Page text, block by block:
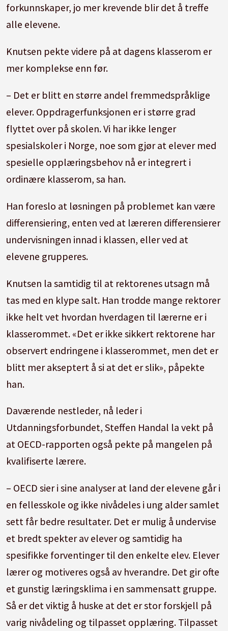
forkunnskaper, jo mer krevende blir det å treffe
alle elevene.
Knutsen pekte videre på at dagens klasserom er
mer komplekse enn før.
– Det er blitt en større andel fremmedspråklige
elever. Oppdragerfunksjonen er i større grad
flyttet over på skolen. Vi har ikke lenger
spesialskoler i Norge, noe som gjør at elever med
spesielle opplæringsbehov nå er integrert i
ordinære klasserom, sa han.
Han foreslo at løsningen på problemet kan være
differensiering, enten ved at læreren differensierer
undervisningen innad i klassen, eller ved at
elevene grupperes.
Knutsen la samtidig til at rektorenes utsagn må
tas med en klype salt. Han trodde mange rektorer
ikke helt vet hvordan hverdagen til lærerne er i
klasserommet. «Det er ikke sikkert rektorene har
observert endringene i klasserommet, men det er
blitt mer akseptert å si at det er slik», påpekte
han.
Daværende nestleder, nå leder i
Utdanningsforbundet, Steffen Handal la vekt på
at OECD-rapporten også pekte på mangelen på
kvalifiserte lærere.
– OECD sier i sine analyser at land der elevene går i
en fellesskole og ikke nivådeles i ung alder samlet
sett får bedre resultater. Det er mulig å undervise
et bredt spekter av elever og samtidig ha
spesifikke forventinger til den enkelte elev. Elever
lærer og motiveres også av hverandre. Det gir ofte
et gunstig læringsklima i en sammensatt gruppe.
Så er det viktig å huske at det er stor forskjell på
varig nivådeling og tilpasset opplæring. Tilpasset